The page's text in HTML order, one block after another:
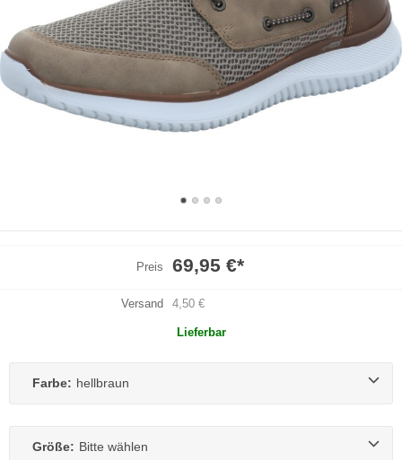
Preis 69,95 €*
Versand 4,50 €
Lieferbar
Farbe: hellbraun
Größe: Bitte wählen